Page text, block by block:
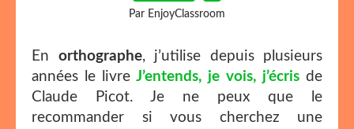
Par EnjoyClassroom
En orthographe, j’utilise depuis plusieurs
années le livre J’entends, je vois, j’écris de
Claude Picot. Je ne peux que le
recommander si vous cherchez une